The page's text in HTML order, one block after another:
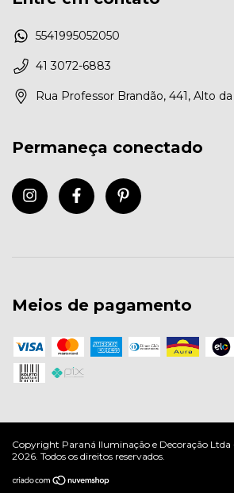
5541995052050
41 3072-6883
Rua Professor Brandão, 441, Alto
Permaneça conectado
Meios de pagamento
Copyright Paraná Iluminação e Decoração Ltda
2026. Todos os direitos reservados.